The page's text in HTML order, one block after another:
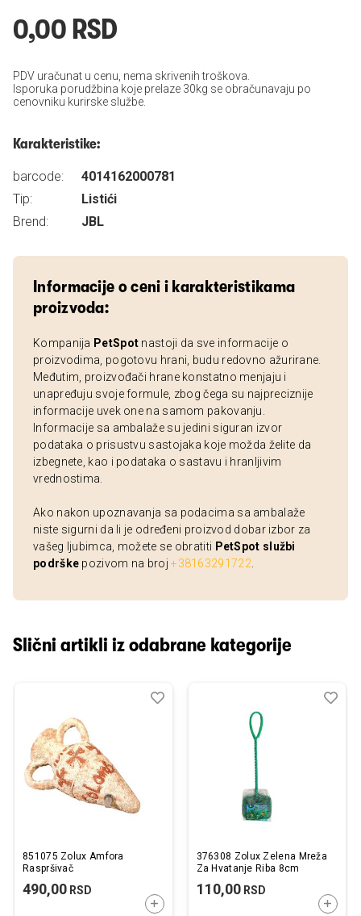
0,00 RSD
PDV uračunat u cenu, nema skrivenih troškova.
Isporuka porudžbina koje prelaze 30kg se obračunavaju po
cenovniku kurirske službe.
Karakteristike:
barcode:
4014162000781
Tip:
Listići
Brend:
JBL
Informacije o ceni i karakteristikama
proizvoda:
Kompanija PetSpot nastoji da sve informacije o
proizvodima, pogotovu hrani, budu redovno ažurirane.
Međutim, proizvođači hrane konstatno menjaju i
unapređuju svoje formule, zbog čega su najpreciznije
informacije uvek one na samom pakovanju.
Informacije sa ambalaže su jedini siguran izvor
podataka o prisustvu sastojaka koje možda želite da
izbegnete, kao i podataka o sastavu i hranljivim
vrednostima.
Ako nakon upoznavanja sa podacima sa ambalaže
niste sigurni da li je određeni proizvod dobar izbor za
vašeg ljubimca, možete se obratiti PetSpot službi
podrške pozivom na broj+38163291722
Slični artikli iz odabrane kategorije
851075 Zolux Amfora
Raspršivač
490,00 RSD
DODAJTE U KORPU
Dodaj
Uporedi
376308 Zolux Zelena Mreža
Za Hvatanje Riba 8cm
110,00RSD